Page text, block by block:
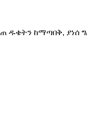
ዱቄትን ከማጣበቅ,